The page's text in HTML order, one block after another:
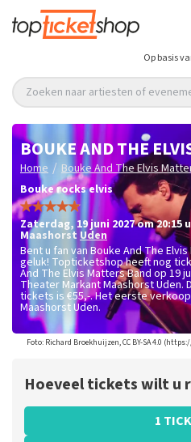
Op basis
Zoeken naar artiesten of
BOUKE AND THE
Home / Bouke And The Elvis
Bouke rocks elvis
zaterdag, 19 juni 2027 om 20:15
MaashorstUden
Bent u fan van Bouke And The
geluk! Topticketshop heeft nog
And The Elvis Matters Band op 19
Theater Markant Maashorst Uden.
tickets is €55,-. Het eerste
Maashorst Uden.
Foto: Richard Broekhuijzen, CC BY-SA 4.0
Hoeveel tickets wilt u
1